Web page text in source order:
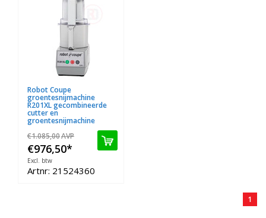
Robot Coupe
groentesnijmachine
R201XL gecombineerde
cutter en
groentesnijmachine
€1.085,00AVP
€976,50*
Excl. btw
Artnr: 21524360
1